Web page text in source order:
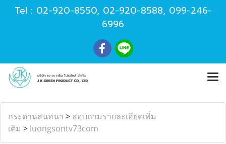
Tel : 02-920-8550, 02-920-8588, 099-246-
6996
กระดานสนทนา > สอบถามรายละเอียดเพิ่ม
เติม > luongsontv73com